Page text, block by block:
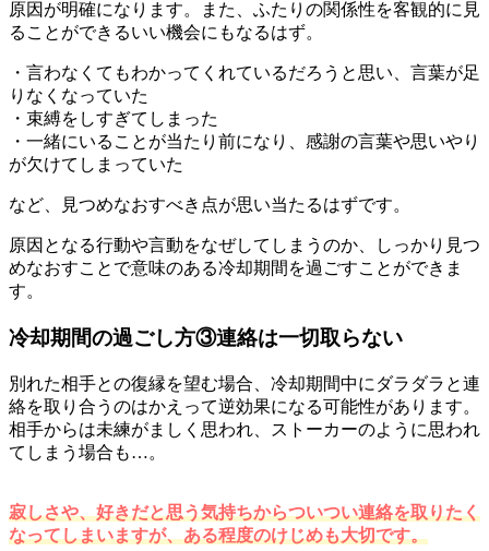
原因が明確になります。また、ふたりの関係性を客観的に見
ることができるいい機会にもなるはず。
・言わなくてもわかってくれているだろうと思い、言葉が足
りなくなっていた
・束縛をしすぎてしまった
・一緒にいることが当たり前になり、感謝の言葉や思いやり
が欠けてしまっていた
など、見つめなおすべき点が思い当たるはずです。
原因となる行動や言動をなぜしてしまうのか、しっかり見つ
めなおすことで意味のある冷却期間を過ごすことができま
す。
冷却期間の過ごし方③連絡は一切取らない
別れた相手との復縁を望む場合、冷却期間中にダラダラと連
絡を取り合うのはかえって逆効果になる可能性があります。
相手からは未練がましく思われ、ストーカーのように思われ
てしまう場合も…。
寂しさや、好きだと思う気持ちからついつい連絡を取りたく
なってしまいますが、ある程度のけじめも大切です。